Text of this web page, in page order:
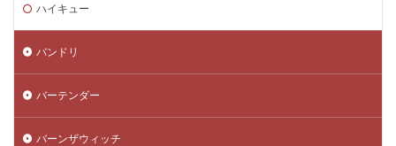
ハイキュー
バンドリ
バーテンダー
バーンザウィッチ